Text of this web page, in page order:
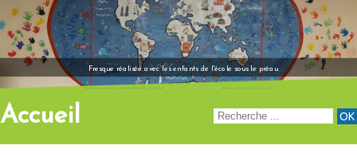
Fresque réalisée avec les enfants de l'école sous le préau
"Venez à notre
Accueil